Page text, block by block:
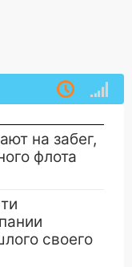
на забег,
флота
своего